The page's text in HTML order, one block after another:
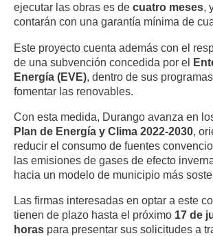
ejecutar las obras es de cuatro meses,
contarán con una garantía mínima de
Este proyecto cuenta además con el
de una subvención concedida por el
Energía (EVE) , dentro de sus
fomentar las renovables.
Con esta medida, Durango avanza en
Plan de Energía y Clima 2022-2030,
reducir el consumo de fuentes
las emisiones de gases de efecto
hacia un modelo de municipio más
Las firmas interesadas en optar a este
tienen de plazo hasta el próximo 17 de
horas para presentar sus solicitudes a